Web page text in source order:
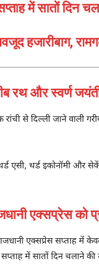
में सातों दिन
हजारीबाग,
रथ और स्वर्ण
रांची से दिल्ली जाने वाली
एसी, थर्ड इकोनॉमी और
एक्सप्रेस को
एक्सप्रेस सप्ताह में
में सातों दिन चलाने की